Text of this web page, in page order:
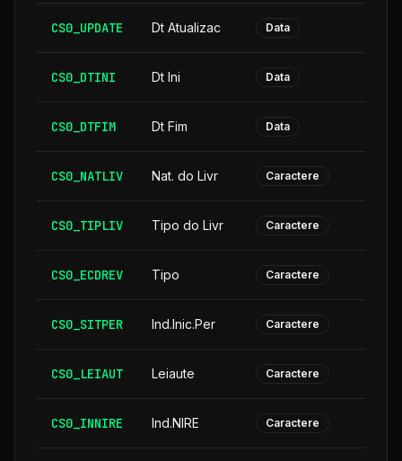
CS0_UPDATE Dt Atualizac Data
CS0_DTINI Dt Ini Data
CS0_DTFIM Dt Fim Data
CS0_NATLIV Nat. do Livr Caractere
CS0_TIPLIV Tipo do Livr Caractere
CS0_ECDREV Tipo Caractere
CS0_SITPER Ind.Inic.Per Caractere
CS0_LEIAUT Leiaute Caractere
CS0_INNIRE Ind.NIRE Caractere